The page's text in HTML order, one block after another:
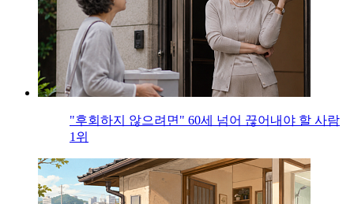
"후회하지 않으려면" 60세 넘어 끊어내야 할 사람
1위